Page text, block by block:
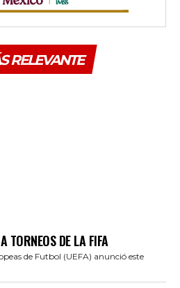
RELEVANTE
TORNEOS DE LA FIFA
de Futbol (UEFA) anunció este